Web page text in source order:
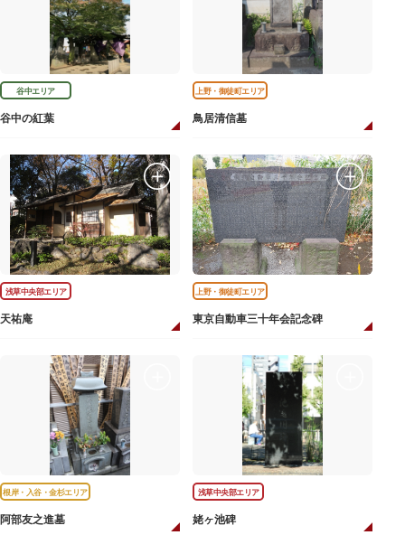
谷中エリア
谷中の紅葉
上野・御徒町エリア
鳥居清信墓
浅草中央部エリア
天祐庵
上野・御徒町エリア
東京自動車三十年会記念碑
根岸・入谷・金杉エリア
阿部友之進墓
浅草中央部エリア
姥ヶ池碑